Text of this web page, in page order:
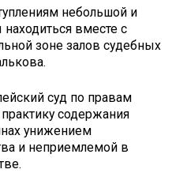
небольшой и
вместе с
зоне залов судебных
суд по правам
содержания
унижением
и неприемлемой в